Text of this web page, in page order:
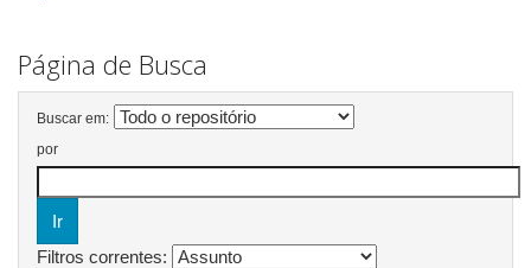
Página de Busca
Buscar em:
por
Filtros correntes: